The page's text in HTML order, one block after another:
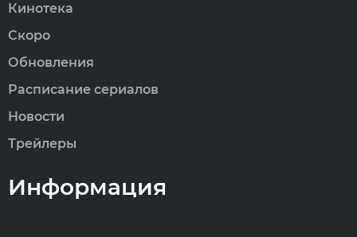
Кинотека
Скоро
Обновления
Расписание сериалов
Новости
Трейлеры
Информация